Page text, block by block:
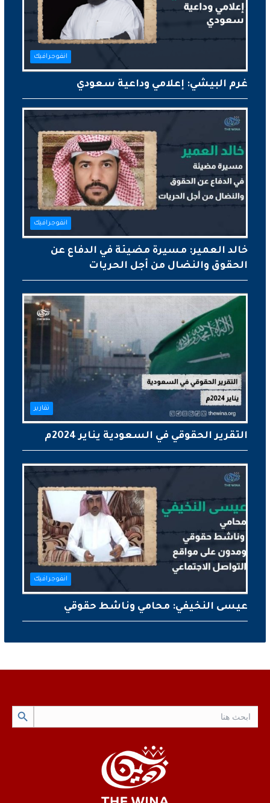
انفوجرافيك
غرم البيشي: إعلامي وداعية سعودي
انفوجرافيك
خالد العمير: مسيرة مضيئة في الدفاع عن
الحقوق والنضال من أجل الحريات
تقارير
التقرير الحقوقي في السعودية يناير 2024م
انفوجرافيك
عيسى النخيفي: محامي وناشط حقوقي
Search
Search Button